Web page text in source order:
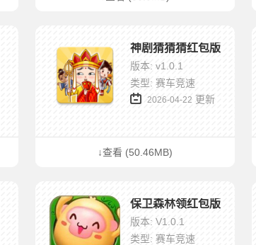
神剧猜猜猜红包版
版本: v1.0.1
类型: 赛车竞速
2026-04-22 更新
↓查看 (50.46MB)
保卫森林领红包版
版本: V1.0.1
类型: 赛车竞速